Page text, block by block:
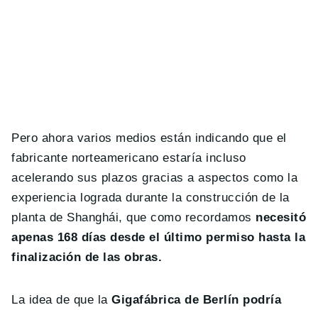
Pero ahora varios medios están indicando que el
fabricante norteamericano estaría incluso
acelerando sus plazos gracias a aspectos como la
experiencia lograda durante la construcción de la
planta de Shanghái, que como recordamos necesitó
apenas 168 días desde el último permiso hasta la
finalización de las obras.
La idea de que laGigafábrica de Berlín podría